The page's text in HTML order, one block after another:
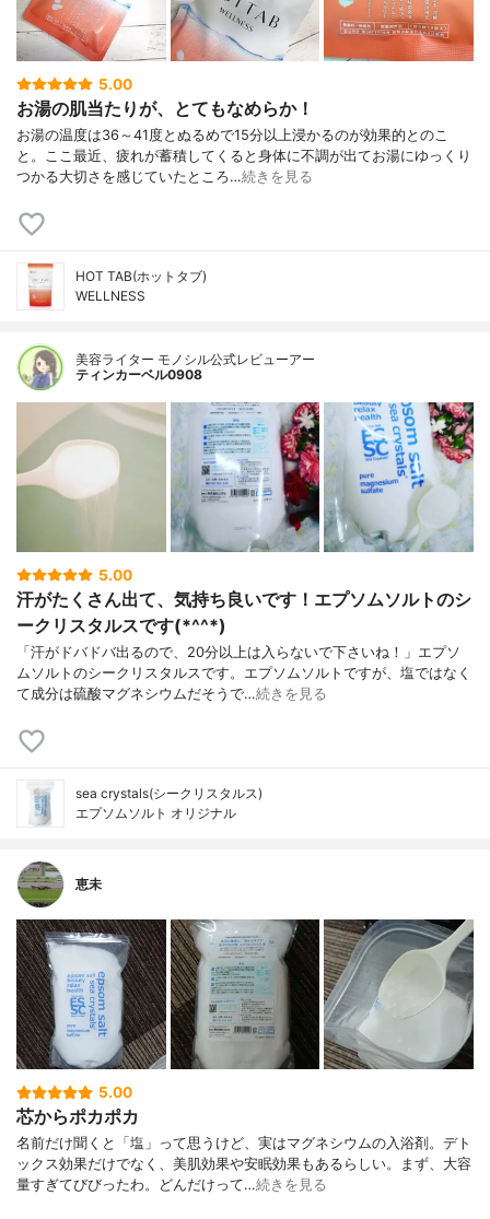
5.00
お湯の肌当たりが、とてもなめらか！
お湯の温度は36～41度とぬるめで15分以上浸かるのが効果的とのこ
と。ここ最近、疲れが蓄積してくると身体に不調が出てお湯にゆっくり
つかる大切さを感じていたところ…続きを見る
HOT TAB(ホットタブ)
WELLNESS
美容ライター モノシル公式レビューアー
ティンカーベル0908
5.00
汗がたくさん出て、気持ち良いです！エプソムソルトのシ
ークリスタルスです(*^^*)
「汗がドバドバ出るので、20分以上は入らないで下さいね！」エプソ
ムソルトのシークリスタルスです。エプソムソルトですが、塩ではなく
て成分は硫酸マグネシウムだそうで…続きを見る
sea crystals(シークリスタルス)
エプソムソルト オリジナル
恵未
5.00
芯からポカポカ
名前だけ聞くと「塩」って思うけど、実はマグネシウムの入浴剤。デト
ックス効果だけでなく、美肌効果や安眠効果もあるらしい。まず、大容
量すぎてびびったわ。どんだけって…続きを見る